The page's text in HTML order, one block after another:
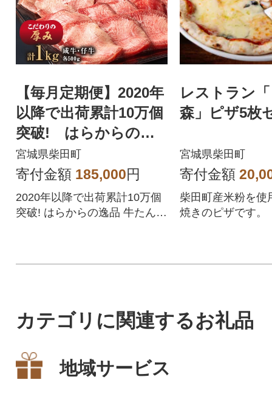
【毎月定期便】2020年
以降で出荷累計10万個
突破! はらからの逸
品 牛たん 1kg全6回
宮城県柴田町
寄付金額 185,000円
2020年以降で出荷累計10万個
突破! はらからの逸品 牛たん 1
レストラン
森」ピザ5枚
宮城県柴田町
寄付金額
柴田町産米粉を使
焼きのピザです。
カテゴリに関連するお礼品
地域サービス